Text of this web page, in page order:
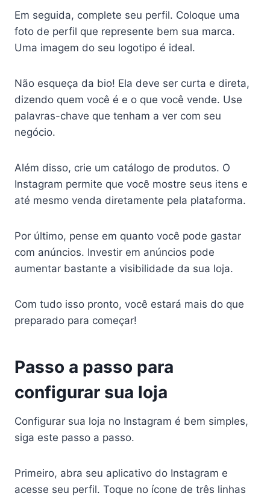
Em seguida, complete seu perfil. Coloque uma
foto de perfil que represente bem sua marca.
Uma imagem do seu logotipo é ideal.
Não esqueça da bio! Ela deve ser curta e direta,
dizendo quem você é e o que você vende. Use
palavras-chave que tenham a ver com seu
negócio.
Além disso, crie um catálogo de produtos. O
Instagram permite que você mostre seus itens e
até mesmo venda diretamente pela plataforma.
Por último, pense em quanto você pode gastar
com anúncios. Investir em anúncios pode
aumentar bastante a visibilidade da sua loja.
Com tudo isso pronto, você estará mais do que
preparado para começar!
Passo a passo para
configurar sua loja
Configurar sua loja no Instagram é bem simples,
siga este passo a passo.
Primeiro, abra seu aplicativo do Instagram e
acesse seu perfil. Toque no ícone de três linhas